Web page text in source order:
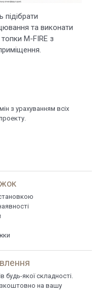
та виконати
M-FIRE з
з урахуванням всіх
будь-якої складності.
на вашу